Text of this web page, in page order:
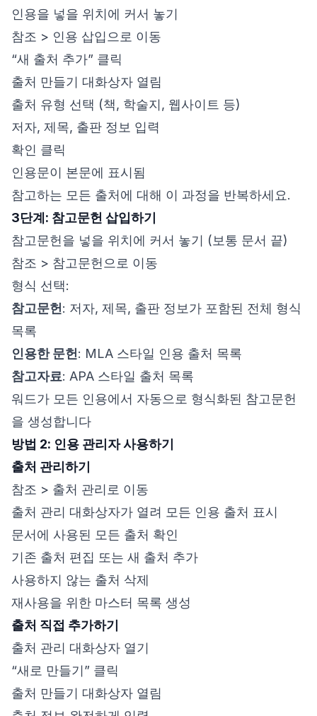
인용을 넣을 위치에 커서 놓기
참조 > 인용 삽입으로 이동
“새 출처 추가” 클릭
출처 만들기 대화상자 열림
출처 유형 선택 (책, 학술지, 웹사이트 등)
저자, 제목, 출판 정보 입력
확인 클릭
인용문이 본문에 표시됨
참고하는 모든 출처에 대해 이 과정을 반복하세요.
3단계: 참고문헌 삽입하기
참고문헌을 넣을 위치에 커서 놓기 (보통 문서 끝)
참조 > 참고문헌으로 이동
형식 선택:
참고문헌: 저자, 제목, 출판 정보가 포함된 전체 형식
목록
인용한 문헌: MLA 스타일 인용 출처 목록
참고자료: APA 스타일 출처 목록
워드가 모든 인용에서 자동으로 형식화된 참고문헌
을 생성합니다
방법 2: 인용 관리자 사용하기
출처 관리하기
참조 > 출처 관리로 이동
출처 관리 대화상자가 열려 모든 인용 출처 표시
문서에 사용된 모든 출처 확인
기존 출처 편집 또는 새 출처 추가
사용하지 않는 출처 삭제
재사용을 위한 마스터 목록 생성
출처 직접 추가하기
출처 관리 대화상자 열기
“새로 만들기” 클릭
출처 만들기 대화상자 열림